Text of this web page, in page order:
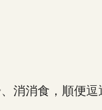
消食，順便逗